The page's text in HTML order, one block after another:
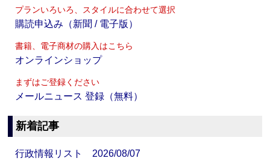
プランいろいろ、スタイルに合わせて選択
購読申込み（新聞 / 電子版）
書籍、電子商材の購入はこちら
オンラインショップ
まずはご登録ください
メールニュース 登録（無料）
新着記事
行政情報リスト 2026/08/07